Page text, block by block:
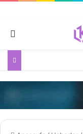
Dış görünümü